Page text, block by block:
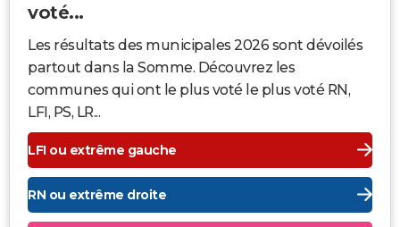
voté...
Les résultats des municipales 2026 sont dévoilés
partout dans la Somme. Découvrez les
communes qui ont le plus voté le plus voté RN,
LFI, PS, LR...
LFI ou extrême gauche
RN ou extrême droite